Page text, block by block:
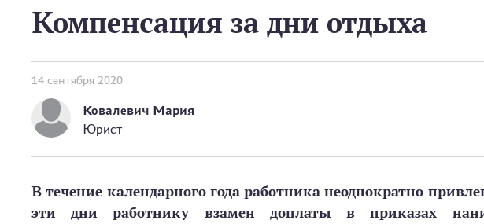
Компенсация за дни отдыха
14 сентября 2020
Ковалевич Мария
Юрист
В течение календарного года работника неоднократно
эти дни работнику взамен доплаты в приказах